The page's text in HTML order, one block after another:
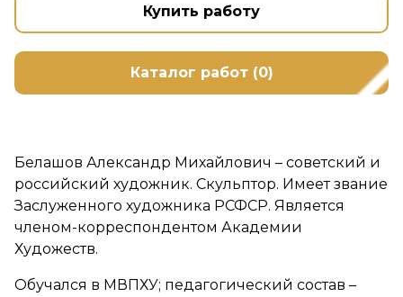
Купить работу
Каталог работ (0)
Белашов Александр Михайлович – советский и
российский художник. Скульптор. Имеет звание
Заслуженного художника РСФСР. Является
членом-корреспондентом Академии
Художеств.
Обучался в МВПХУ; педагогический состав –